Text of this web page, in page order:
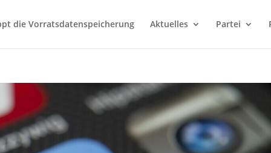
die Vorratsdatenspeicherung Aktuelles Partei